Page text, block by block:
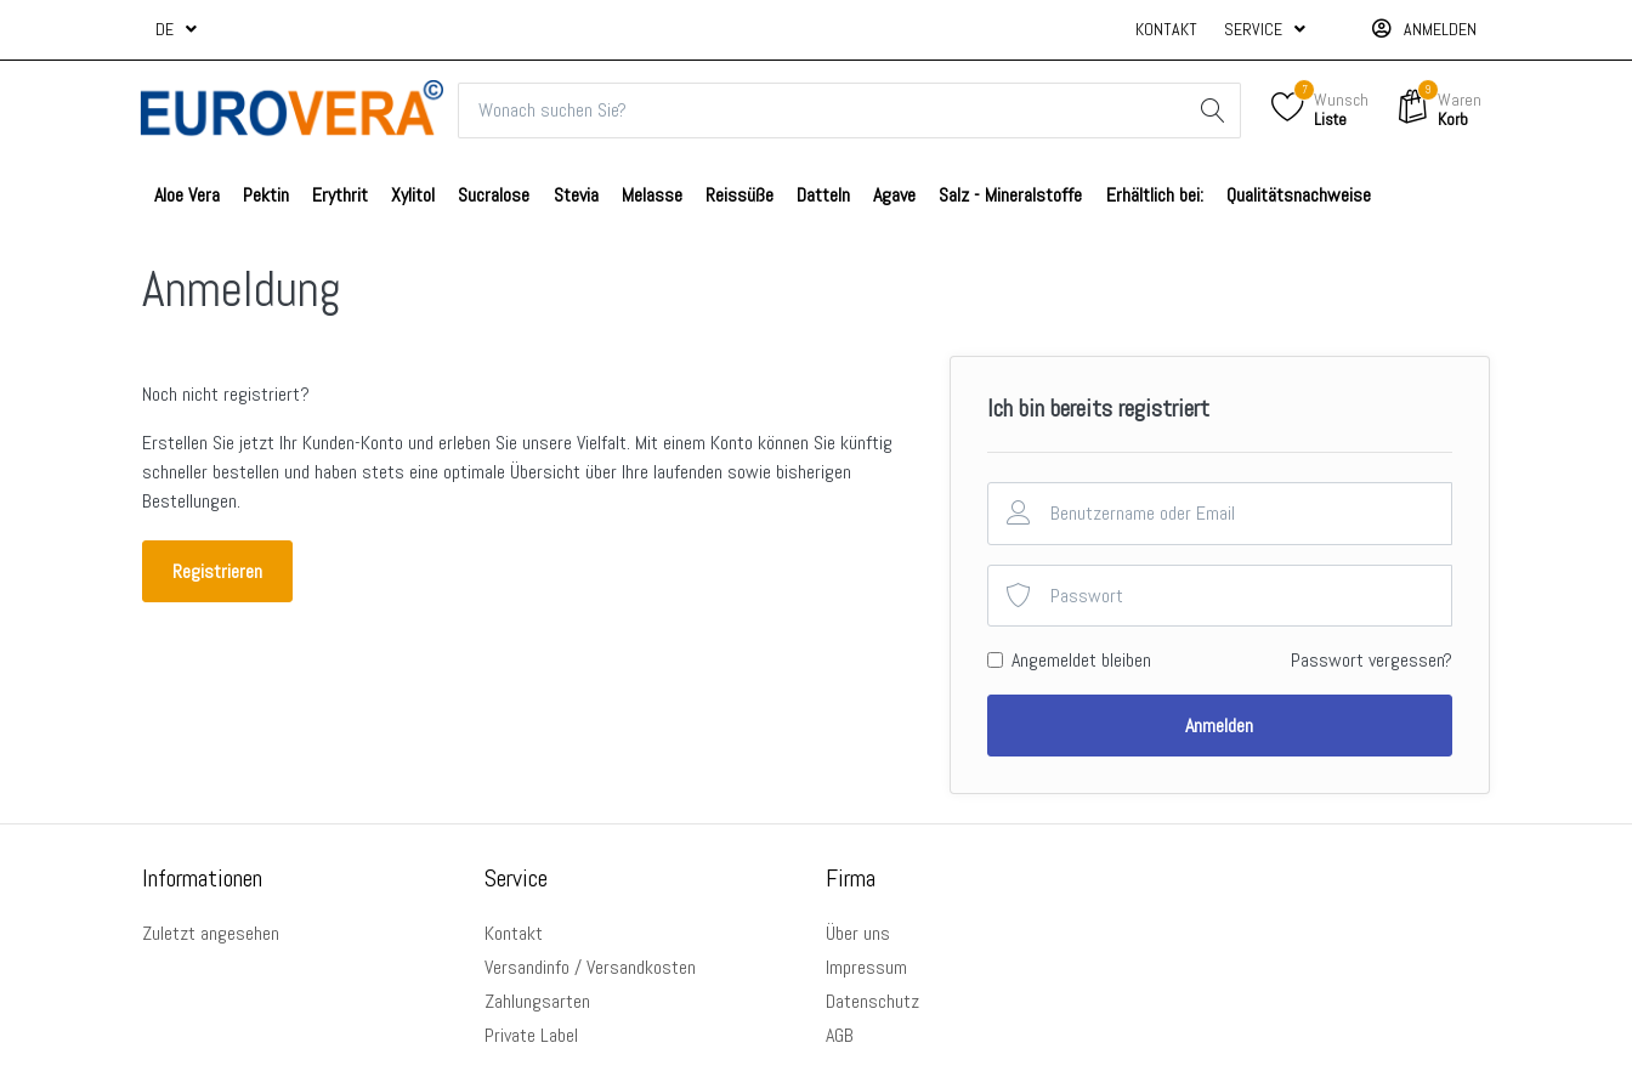
DE KONTAKT SERVICE ANMELDEN
7 Wunsch
Liste
9 Waren
Korb
Aloe Vera Pektin Erythrit Xylitol Sucralose Stevia Melasse Reissüße Datteln Agave Salz - Mineralstoffe Erhältlich bei: Qualitätsnachweise
Anmeldung
Ich bin bereits registriert
Angemeldet bleiben Passwort vergessen?
Anmelden
Noch nicht registriert?
Erstellen Sie jetzt Ihr Kunden-Konto und erleben Sie unsere Vielfalt. Mit einem Konto können Sie künftig
schneller bestellen und haben stets eine optimale Übersicht über Ihre laufenden sowie bisherigen
Bestellungen.
Registrieren
Informationen
Zuletzt angesehen
Service
Kontakt
Versandinfo / Versandkosten
Zahlungsarten
Private Label
Firma
Über uns
Impressum
Datenschutz
AGB